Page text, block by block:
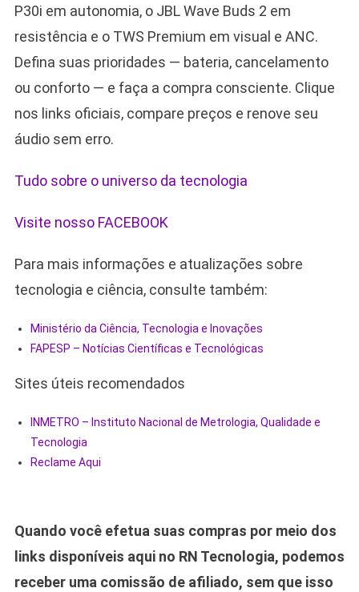
P30i em autonomia, o JBL Wave Buds 2 em
resistência e o TWS Premium em visual e ANC.
Defina suas prioridades — bateria, cancelamento
ou conforto — e faça a compra consciente. Clique
nos links oficiais, compare preços e renove seu
áudio sem erro.
Tudo sobre o universo da tecnologia
Visite nosso FACEBOOK
Para mais informações e atualizações sobre
tecnologia e ciência, consulte também:
Ministério da Ciência, Tecnologia e Inovações
FAPESP – Notícias Científicas e Tecnológicas
Sites úteis recomendados
INMETRO – Instituto Nacional de Metrologia, Qualidade e
Tecnologia
Reclame Aqui
Quando você efetua suas compras por meio dos
links disponíveis aqui no RN Tecnologia, podemos
receber uma comissão de afiliado, sem que isso